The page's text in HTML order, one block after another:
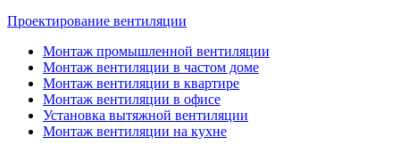
Проектирование вентиляции
Монтаж промышленной вентиляции
Монтаж вентиляции в частом доме
Монтаж вентиляции в квартире
Монтаж вентиляции в офисе
Установка вытяжной вентиляции
Монтаж вентиляции на кухне